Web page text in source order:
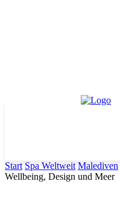
Start Spa Weltweit Malediven
Wellbeing, Design und Meer